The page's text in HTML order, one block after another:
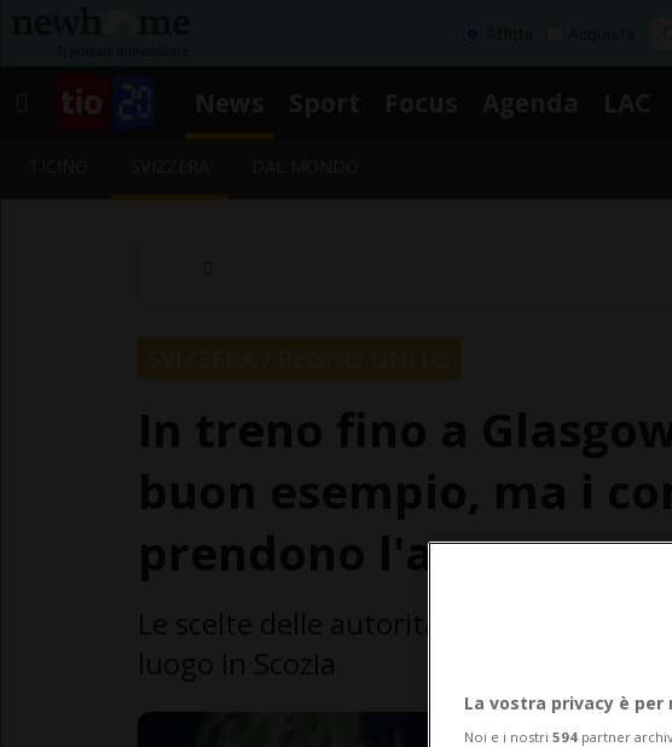
prendono l'aereo
Le scelte delle autorità svizzere per
La vostra privacy è
Noi e i nostri 594 partner